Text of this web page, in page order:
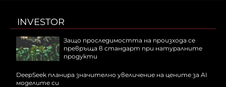
INVESTOR
Защо проследимостта на произхода се
превръща в стандарт при натуралните
продукти
DeepSeek планира значително увеличение на цените за AI
моделите си